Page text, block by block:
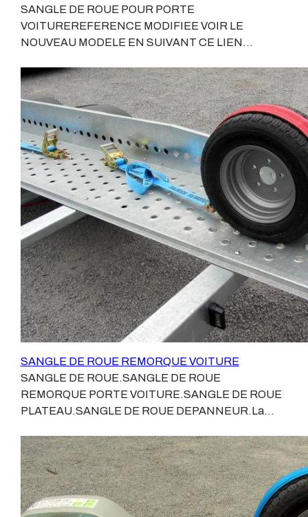
SANGLE DE ROUE POUR PORTE
VOITUREREFERENCE MODIFIEE VOIR LE
NOUVEAU MODELE EN SUIVANT CE LIEN
l'arrimage des voitures sur les remorques porte voiture
le permettant.(Rails perforés et renforcés, nous
consulter)Longueur de la sangle : 2,5 mètresLargeur : 5
cmCharge de rupture de la sangle : 6000KgElasticité :
7 % d'allongement (norme Européénne)Masse : 2.520
KgCe produit vous assurera une fixation de qualité,
rapide à mettre en oeuvre.Le cliquet et les crochets sur
en acier bichromaté.Les différents éléments sont
détaillables.Expédition possible.
SANGLE DE ROUE REMORQUE VOITURE
SANGLE DE ROUE.SANGLE DE ROUE
REMORQUE PORTE VOITURE.SANGLE DE ROUE
PLATEAU.SANGLE DE ROUE DEPANNEUR.La
arrimer une voiture sur une remorque.Sangle de roue
pour arrimage des véhicules sur les remorques et sur les
plateaux porte voiture.Nouvelles sangles de roue,
toujours aussi solide, toujours aussi pratique, toujours
aussi efficaces.Le patins caoutchouc des anciens